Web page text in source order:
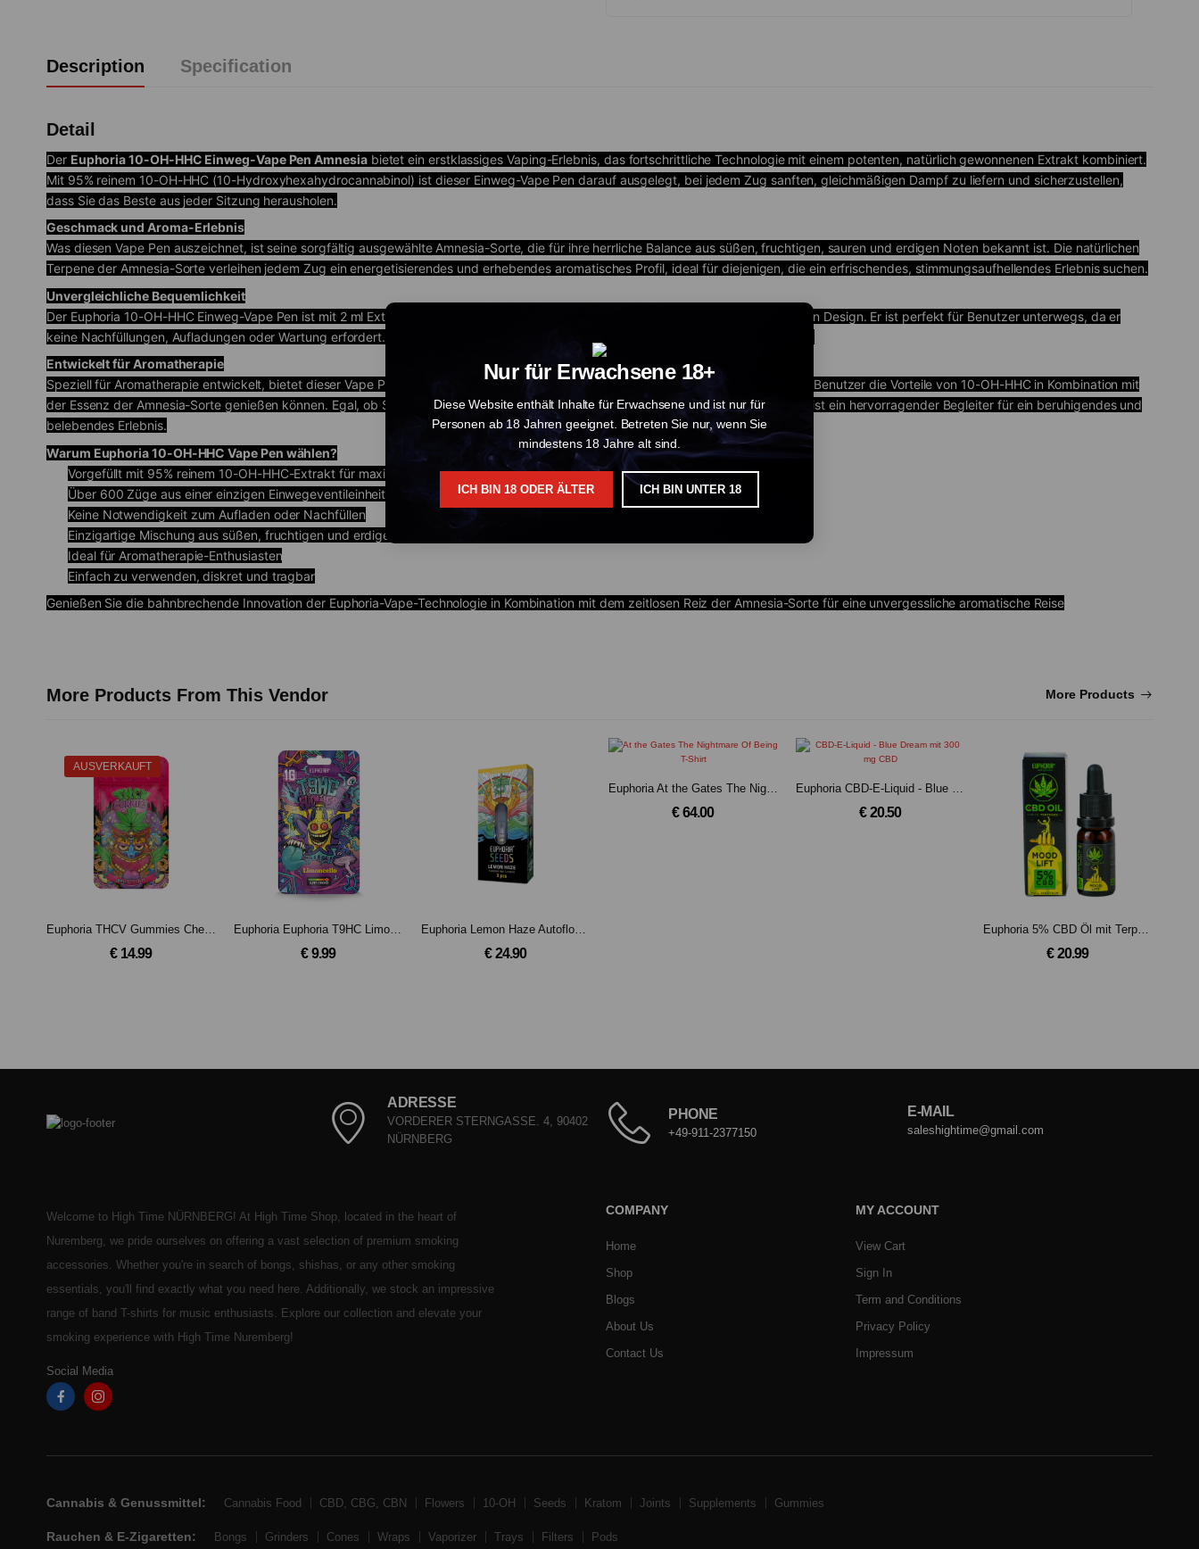
Nur für Erwachsene 18+
Diese Website enthält Inhalte für Erwachsene und ist nur für
Personen ab 18 Jahren geeignet. Betreten Sie nur, wenn Sie
mindestens 18 Jahre alt sind.
ICH BIN 18 ODER ÄLTER ICH BIN UNTER 18
Description Specification
Detail
Der Euphoria 10-OH-HHC Einweg-Vape Pen Amnesiabietet ein erstklassiges Vaping-Erlebnis, das fortschrittliche Technologie mit einem potenten, natürlich gewonnenen Extrakt kombiniert.
Mit 95% reinem 10-OH-HHC (10-Hydroxyhexahydrocannabinol) ist dieser Einweg-Vape Pen darauf ausgelegt, bei jedem Zug sanften, gleichmäßigen Dampf zu liefern und sicherzustellen,
dass Sie das Beste aus jeder Sitzung herausholen.
Geschmack und Aroma-Erlebnis
Was diesen Vape Pen auszeichnet, ist seine sorgfältig ausgewählte Amnesia-Sorte, die für ihre herrliche Balance aus süßen, fruchtigen, sauren und erdigen Noten bekannt ist. Die natürlichen
Terpene der Amnesia-Sorte verleihen jedem Zug ein energetisierendes und erhebendes aromatisches Profil, ideal für diejenigen, die ein erfrischendes, stimmungsaufhellendes Erlebnis suchen.
Unvergleichliche Bequemlichkeit
Der Euphoria 10-OH-HHC Einweg-Vape Pen ist mit 2 ml Extrakt vorgefüllt und bietet über 600 Züge in einem schlanken und tragbaren Design. Er ist perfekt für Benutzer unterwegs, da er
keine Nachfüllungen, Aufladungen oder Wartung erfordert. Einfach auspacken und sofort ein erstklassiges Vaping-Erlebnis genießen.
Entwickelt für Aromatherapie
Speziell für Aromatherapie entwickelt, bietet dieser Vape Pen einen einzigartigen Ansatz für Entspannung und Wohlbefinden, sodass Benutzer die Vorteile von 10-OH-HHC in Kombination mit
der Essenz der Amnesia-Sorte genießen können. Egal, ob Sie sich entspannen oder Ihre Sinne anregen möchten, dieser Einweg-Pen ist ein hervorragender Begleiter für ein beruhigendes und
belebendes Erlebnis.
Warum Euphoria 10-OH-HHC Vape Pen wählen?
Vorgefüllt mit 95% reinem 10-OH-HHC-Extrakt für maximale Potenz
Über 600 Züge aus einer einzigen Einwegeventileinheit
Keine Notwendigkeit zum Aufladen oder Nachfüllen
Einzigartige Mischung aus süßen, fruchtigen und erdigen Aromen
Ideal für Aromatherapie-Enthusiasten
Einfach zu verwenden, diskret und tragbar
Genießen Sie die bahnbrechende Innovation der Euphoria-Vape-Technologie in Kombination mit dem zeitlosen Reiz der Amnesia-Sorte für eine unvergessliche aromatische Reise
More Products From This Vendor More Products
AUSVERKAUFT
Euphoria THCV Gummies Cherry 5 pcs
€ 14.99
Euphoria Euphoria T9HC Limoncello Flowers (1g)
€ 9.99
Euphoria Lemon Haze Autoflower Cannabis Samen
€ 24.90
Euphoria At the Gates The Nightmare Of Being T-Shirt
€ 64.00
Euphoria CBD-E-Liquid - Blue Dream mit 300 mg CBD
€ 20.50
Euphoria 5% CBD Öl mit Terpenen: Mood Lift
€ 20.99
ADRESSE
VORDERER STERNGASSE. 4, 90402
NÜRNBERG
PHONE
+49-911-2377150
E-MAIL
saleshightime@gmail.com
Welcome to High Time NÜRNBERG! At High Time Shop, located in the heart of
Nuremberg, we pride ourselves on offering a vast selection of premium smoking
accessories. Whether you're in search of bongs, shishas, or any other smoking
essentials, you'll find exactly what you need here. Additionally, we stock an impressive
range of band T-shirts for music enthusiasts. Explore our collection and elevate your
smoking experience with High Time Nuremberg!
Social Media
COMPANY
Home
Shop
Blogs
About Us
Contact Us
MY ACCOUNT
View Cart
Sign In
Term and Conditions
Privacy Policy
Impressum
Cannabis & Genussmittel: Cannabis Food CBD, CBG, CBN Flowers 10-OH Seeds Kratom Joints Supplements Gummies
Rauchen & E-Zigaretten: Bongs Grinders Cones Wraps Vaporizer Trays Filters Pods